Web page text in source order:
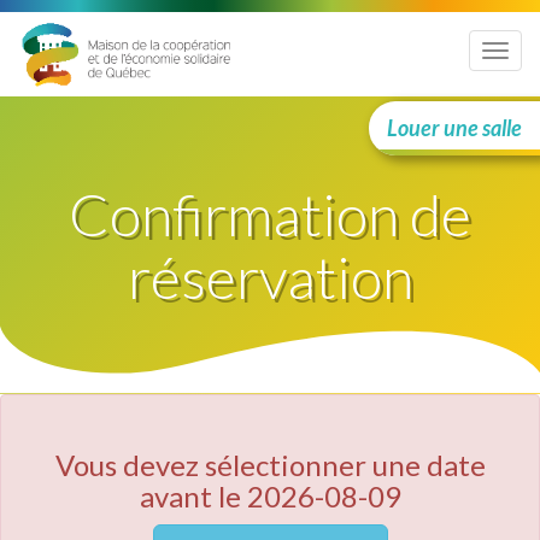
Menu
Louer une salle
Confirmation de
réservation
Vous devez sélectionner une date
avant le 2026-08-09